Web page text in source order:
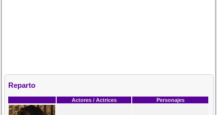
Reparto
Actores / Actrices Personajes